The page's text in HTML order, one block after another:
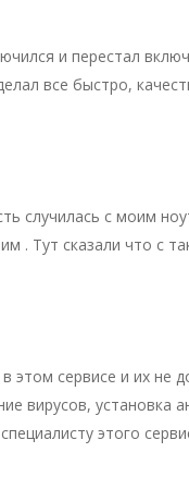
и перестал
все быстро,
случилась с моим
. Тут сказали что с
этом сервисе и их не
вирусов, установка
этого